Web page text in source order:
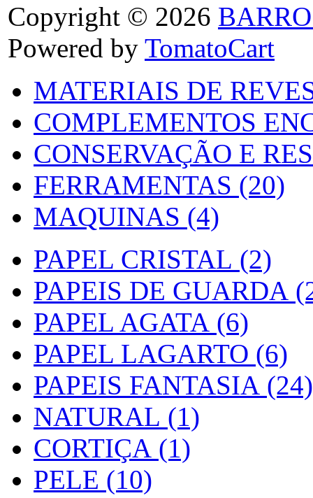
Copyright © 2026
Powered by TomatoCart
MATERIAIS DE
COMPLEMENTOS
CONSERVAÇÃO E
FERRAMENTAS (20)
MAQUINAS (4)
PAPEL CRISTAL (2)
PAPEIS DE GUARDA
PAPEL AGATA (6)
PAPEL LAGARTO (6)
PAPEIS FANTASIA (24)
NATURAL (1)
CORTIÇA (1)
PELE (10)